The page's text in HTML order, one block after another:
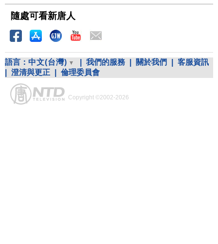
隨處可看新唐人
語言： 中文(台灣) 我們的服務 關於我們
客服資訊
澄清與更正 倫理委員會
Copyright ©2002-2026